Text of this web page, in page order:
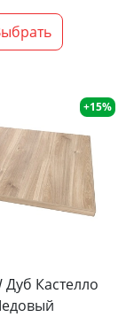
+15%
Дуб Кастелло